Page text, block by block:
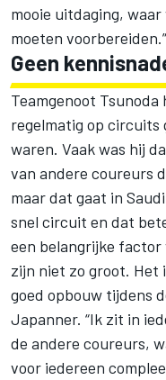
mooie uitdaging, waar
moeten voorbereiden.”
Geen
Teamgenoot
regelmatig op circuits
waren. Vaak was hij
van andere coureurs
maar dat gaat in
snel circuit en dat
een belangrijke
zijn niet zo groot. Het
goed opbouw tijdens
Japanner. “Ik zit in
de andere coureurs,
voor iedereen